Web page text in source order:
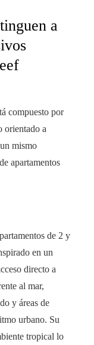
a
compuesto por
orientado a
mismo
apartamentos
de 2 y
en un
directo a
al mar,
y áreas de
urbano. Su
tropical lo